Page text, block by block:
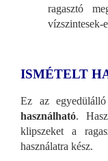
ragasztó
vízszintesek-
ISMÉTELT
Ez az
használható.
klipszeket a
használatra kész.